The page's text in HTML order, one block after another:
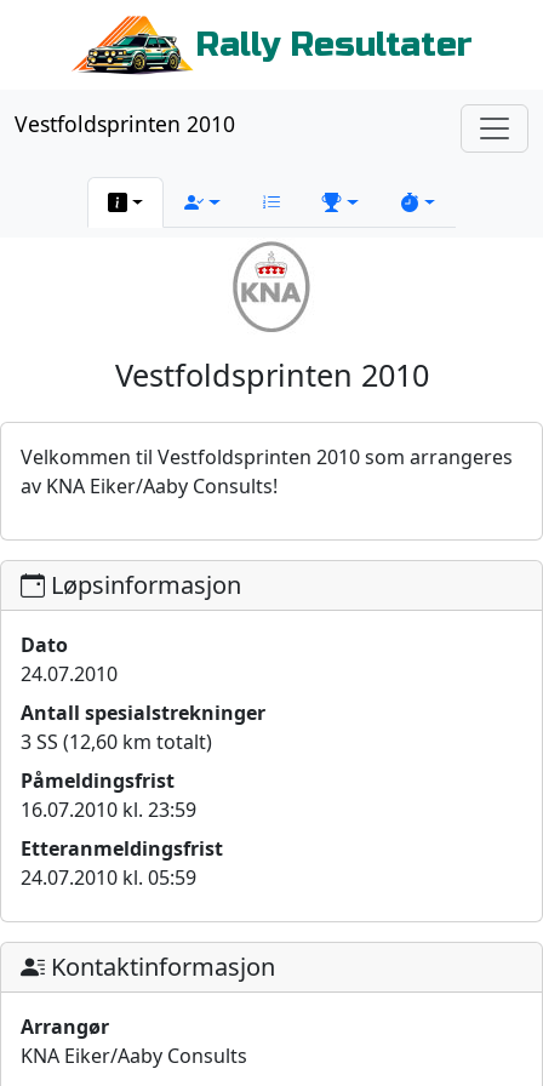
Rally Resultater
Vestfoldsprinten 2010
Vestfoldsprinten 2010
Velkommen til Vestfoldsprinten 2010 som arrangeres
av KNA Eiker/Aaby Consults!
Løpsinformasjon
Dato
24.07.2010
Antall spesialstrekninger
3 SS (12,60 km totalt)
Påmeldingsfrist
16.07.2010 kl. 23:59
Etteranmeldingsfrist
24.07.2010 kl. 05:59
Kontaktinformasjon
Arrangør
KNA Eiker/Aaby Consults